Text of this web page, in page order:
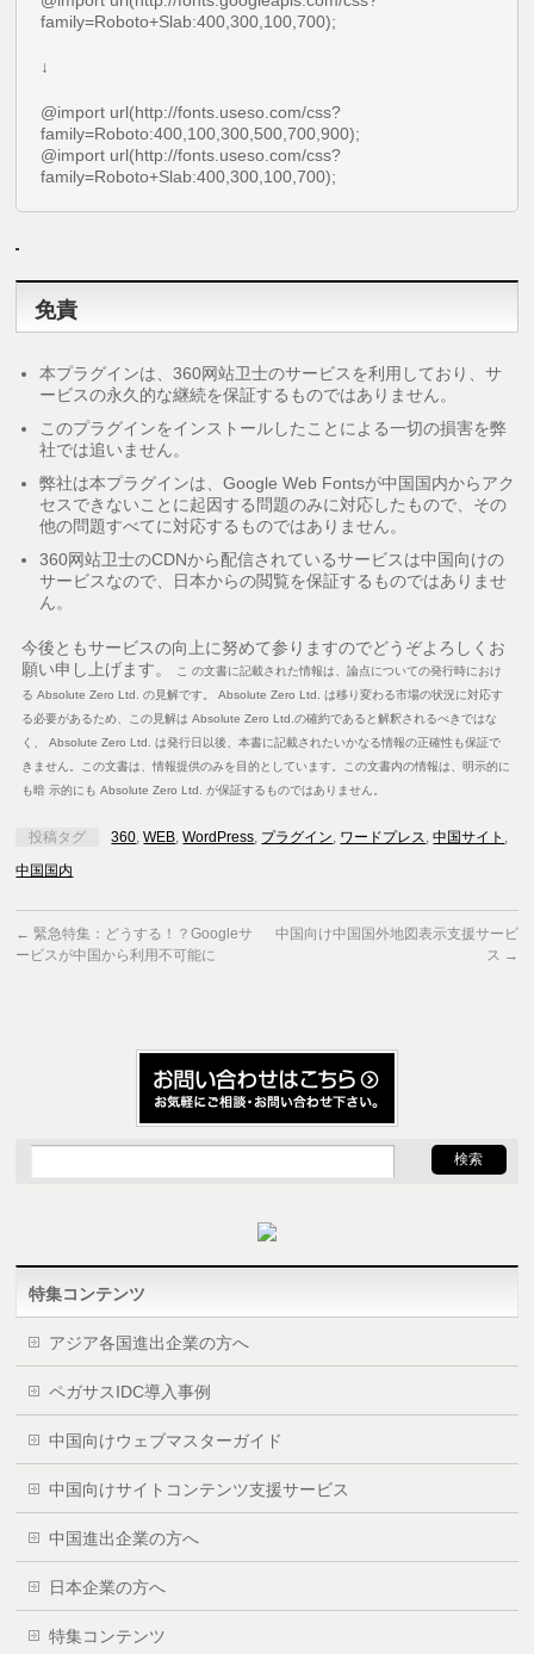
family=Roboto+Slab:400,300,100,700);
↓
@import url(http://fonts.useso.com/css?
family=Roboto:400,100,300,500,700,900);
@import url(http://fonts.useso.com/css?
family=Roboto+Slab:400,300,100,700);
免責
本プラグインは、360网站卫士のサービスを利用しており、サ
ービスの永久的な継続を保証するものではありません。
このプラグインをインストールしたことによる一切の損害を弊
社では追いません。
弊社は本プラグインは、Google Web Fontsが中国国内からアク
セスできないことに起因する問題のみに対応したもので、その
他の問題すべてに対応するものではありません。
360网站卫士のCDNから配信されているサービスは中国向けの
サービスなので、日本からの閲覧を保証するものではありませ
ん。
今後ともサービスの向上に努めて参りますのでどうぞよろしくお
願い申し上げます。
こ の文書に記載された情報は、論点についての発行時におけ
る Absolute Zero Ltd. の見解です。 Absolute Zero Ltd. は移り変わる市場の状況に対応す
る必要があるため、この見解は Absolute Zero Ltd.の確約であると解釈されるべきではな
く、 Absolute Zero Ltd. は発行日以後、本書に記載されたいかなる情報の正確性も保証で
きません。この文書は、情報提供のみを目的としています。この文書内の情報は、明示的に
も暗 示的にも Absolute Zero Ltd. が保証するものではありません。
投稿タグ 360,WEB,WordPress, プラグイン, ワードプレス,中国サイト ,
中国国内
← 緊急特集：どうする！？Googleサ
ービスが中国から利用不可能に
中国向け中国国外地図表示支援サービ
ス →
特集コンテンツ
アジア各国進出企業の方へ
ペガサスIDC導入事例
中国向けウェブマスターガイド
中国向けサイトコンテンツ支援サービス
中国進出企業の方へ
日本企業の方へ
特集コンテンツ